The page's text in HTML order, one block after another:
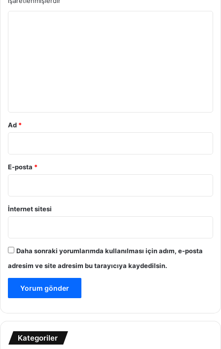
Ad *
E-posta *
İnternet sitesi
Daha sonraki yorumlarımda kullanılması için adım, e-posta
adresim ve site adresim bu tarayıcıya kaydedilsin.
Kategoriler